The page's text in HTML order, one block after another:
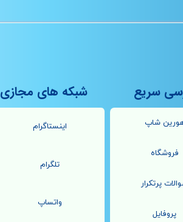
شاپ
فروشگاه
پرتکرار
پروفایل
سریع
اینستاگرام
تلگرام
واتساپ
شبکه های مجازی